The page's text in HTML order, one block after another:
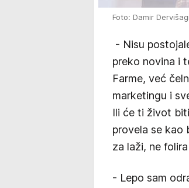
Foto: Damir
- Nisu
preko novina i
Farme, već
marketingu i
Ili će ti život
provela se kao
za laži, ne
- Lepo sam